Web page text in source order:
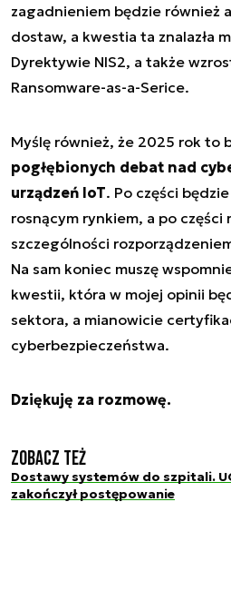
zagadnieniem będzie również
dostaw, a kwestia ta znalazła
Dyrektywie NIS2, a także
Ransomware-as-a-Serice.
Myślę również, że 2025 rok to
pogłębionych debat nad
urządzeń IoT. Po części
rosnącym rynkiem, a po części
szczególności
Na sam koniec muszę
kwestii, która w mojej opinii
sektora, a mianowicie
cyberbezpieczeństwa.
Dziękuję za rozmowę.
Zobacz też
Dostawy systemów do szpitali.
zakończył postępowanie